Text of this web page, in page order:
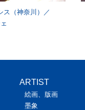
ス（神奈川）／
ARTIST
絵画、版画
墨象